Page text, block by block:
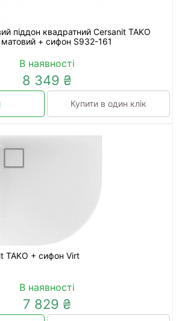
піддон квадратний Cersanit TAKO
+ сифон S932-161
В наявності
8 349 ₴
Купити в один клік
TAKO + сифон Virt
В наявності
7 829 ₴